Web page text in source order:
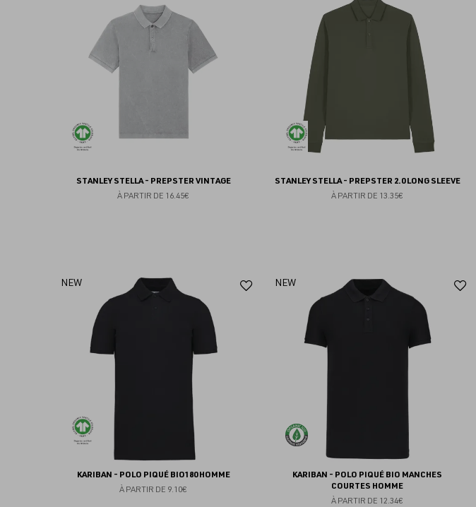
STANLEY STELLA - PREPSTER VINTAGE
À PARTIR DE 16.45€
STANLEY STELLA - PREPSTER 2.0 LONG SLEEVE
À PARTIR DE 13.35€
NEW
KARIBAN - POLO PIQUÉ BIO180 HOMME
À PARTIR DE 9.10€
Ajouter
NEW
KARIBAN - POLO PIQUÉ BIO MANCHES
COURTES HOMME
À PARTIR DE 12.34€